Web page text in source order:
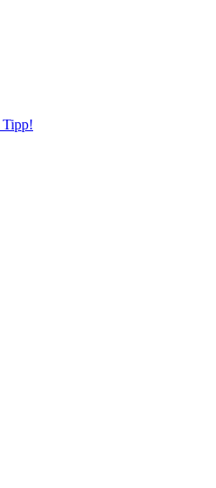
Tipp!